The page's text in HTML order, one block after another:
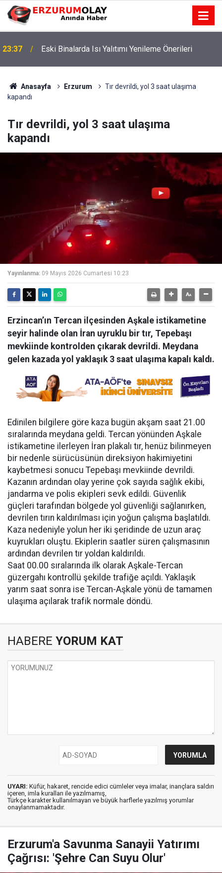
23:37 Eski Binalarda Isı Yalıtımı Yenileme Önerileri
Anasayfa Erzurum
Tır devrildi, yol 3 saat ulaşıma
kapandı
Tır devrildi, yol 3 saat ulaşıma
kapandı
Yayınlanma: 09 Mayıs 2026 Cumartesi 10:23
Erzincan’ın Tercan ilçesinden Aşkale istikametine
seyir halinde olan İran uyruklu bir tır, Tepebaşı
mevkiinde kontrolden çıkarak devrildi. Meydana
gelen kazada yol yaklaşık 3 saat ulaşıma kapalı kaldı.
Edinilen bilgilere göre kaza bugün akşam saat 21.00
sıralarında meydana geldi. Tercan yönünden Aşkale
istikametine ilerleyen İran plakalı tır, henüz bilinmeyen
bir nedenle sürücüsünün direksiyon hakimiyetini
kaybetmesi sonucu Tepebaşı mevkiinde devrildi.
Kazanın ardından olay yerine çok sayıda sağlık ekibi,
jandarma ve polis ekipleri sevk edildi. Güvenlik
güçleri tarafından bölgede yol güvenliği sağlanırken,
devrilen tırın kaldırılması için yoğun çalışma başlatıldı.
Kaza nedeniyle yolun her iki şeridinde de uzun araç
kuyrukları oluştu. Ekiplerin saatler süren çalışmasının
ardından devrilen tır yoldan kaldırıldı.
Saat 00.00 sıralarında ilk olarak Aşkale-Tercan
güzergahı kontrollü şekilde trafiğe açıldı. Yaklaşık
yarım saat sonra ise Tercan-Aşkale yönü de tamamen
ulaşıma açılarak trafik normale döndü.
HABERE YORUM KAT
UYARI: Küfür, hakaret, rencide edici cümleler veya imalar, inançlara saldırı
içeren, imla kuralları ile yazılmamış,
Türkçe karakter kullanılmayan ve büyük harflerle yazılmış yorumlar
onaylanmamaktadır.
Erzurum'a Savunma Sanayii Yatırımı
Çağrısı: 'Şehre Can Suyu Olur'